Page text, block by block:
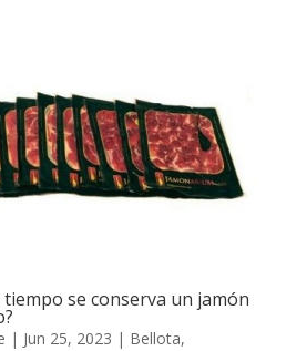
se conserva un jamón
| Jun 25, 2023 | Bellota,